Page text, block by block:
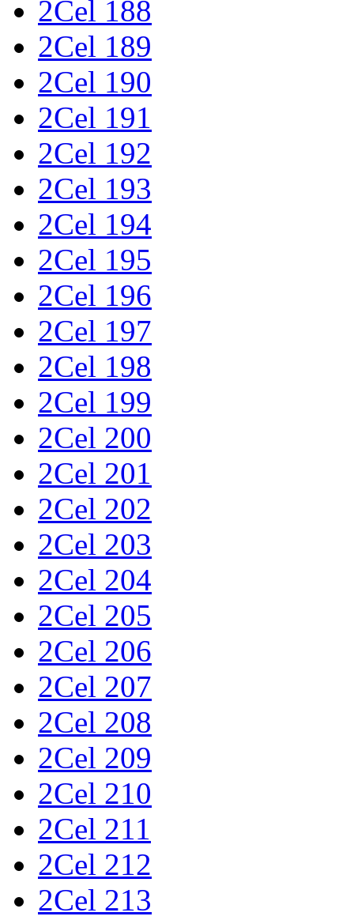
2Cel 188
2Cel 189
2Cel 190
2Cel 191
2Cel 192
2Cel 193
2Cel 194
2Cel 195
2Cel 196
2Cel 197
2Cel 198
2Cel 199
2Cel 200
2Cel 201
2Cel 202
2Cel 203
2Cel 204
2Cel 205
2Cel 206
2Cel 207
2Cel 208
2Cel 209
2Cel 210
2Cel 211
2Cel 212
2Cel 213